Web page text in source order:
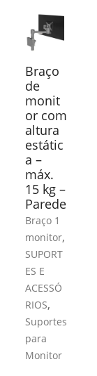
Braço
de
monit
or com
altura
estátic
a –
máx.
15 kg –
Parede
Braço 1
monitor,
SUPORT
ES E
ACESSÓ
RIOS,
Suportes
para
Monitor